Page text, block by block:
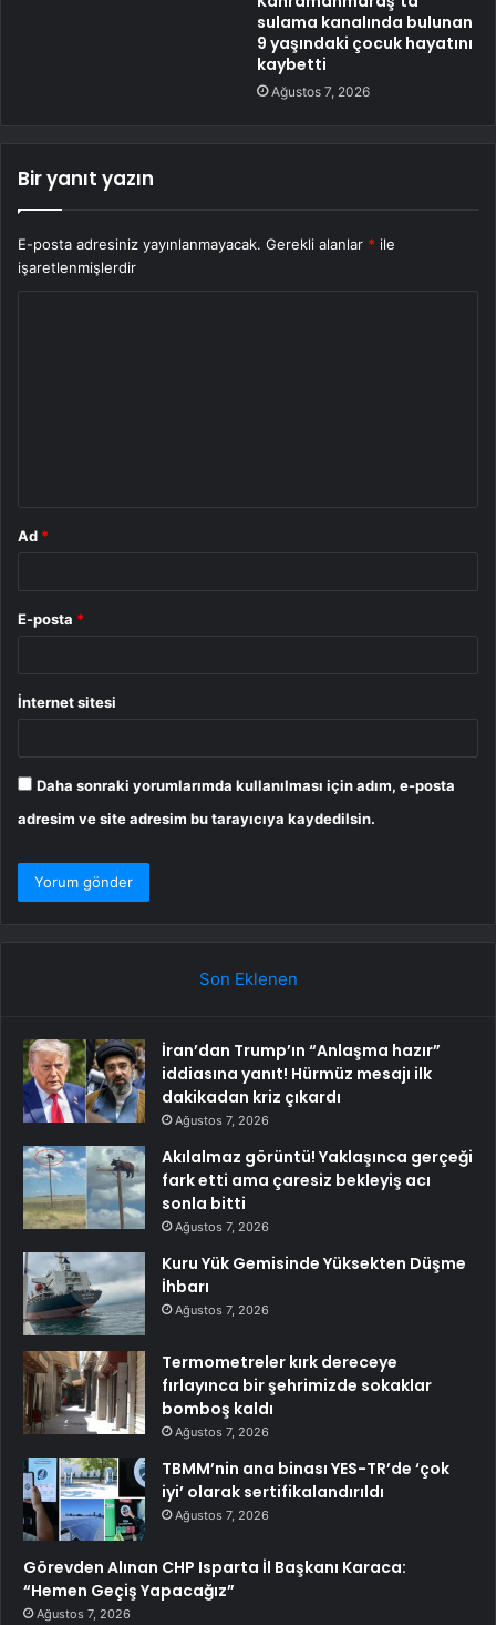
sulama kanalında bulunan
9 yaşındaki çocuk hayatını
kaybetti
Ağustos 7, 2026
Bir yanıt yazın
E-posta adresiniz yayınlanmayacak. Gerekli alanlar * ile
işaretlenmişlerdir
Ad *
E-posta *
İnternet sitesi
Daha sonraki yorumlarımda kullanılması için adım, e-posta
adresim ve site adresim bu tarayıcıya kaydedilsin.
Son Eklenen
İran’dan Trump’ın “Anlaşma hazır”
iddiasına yanıt! Hürmüz mesajı ilk
dakikadan kriz çıkardı
Ağustos 7, 2026
Akılalmaz görüntü! Yaklaşınca gerçeği
fark etti ama çaresiz bekleyiş acı
sonla bitti
Ağustos 7, 2026
Kuru Yük Gemisinde Yüksekten Düşme
İhbarı
Ağustos 7, 2026
Termometreler kırk dereceye
fırlayınca bir şehrimizde sokaklar
bomboş kaldı
Ağustos 7, 2026
TBMM’nin ana binası YES-TR’de ‘çok
iyi’ olarak sertifikalandırıldı
Ağustos 7, 2026
Görevden Alınan CHP Isparta İl Başkanı Karaca:
“Hemen Geçiş Yapacağız”
Ağustos 7, 2026